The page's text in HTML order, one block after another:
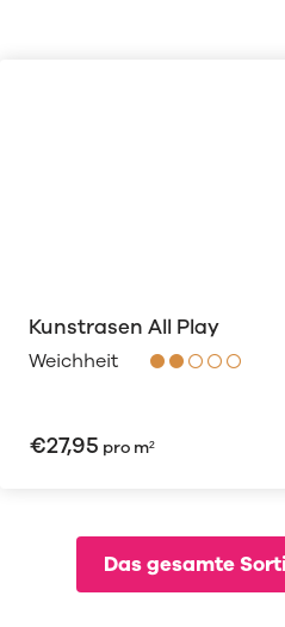
Kunstrasen All Play
Weichheit
€27,95 pro m²
Das gesamte